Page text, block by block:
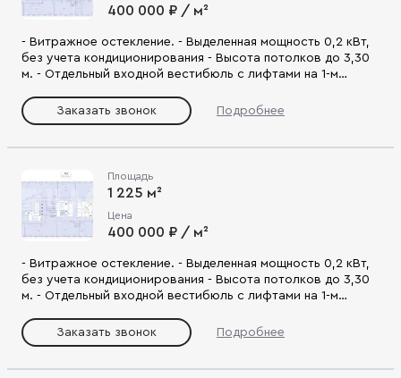
400 000 ₽ / м²
- Витражное остекление. - Выделенная мощность 0,2 кВт,
без учета кондиционирования - Высота потолков до 3,30
м. - Отдельный входной вестибюль с лифтами на 1-м
санузлы, комнаты приема пищи. - Помещения оснащены
современными инженерными системами. - Состояние
креативного пространства, гибкого офисного
пространства.
Заказать звонок Подробнее
Площадь
1 225 м²
Цена
400 000 ₽ / м²
- Витражное остекление. - Выделенная мощность 0,2 кВт,
без учета кондиционирования - Высота потолков до 3,30
м. - Отдельный входной вестибюль с лифтами на 1-м
санузлы, комнаты приема пищи. - Помещения оснащены
современными инженерными системами. - Состояние
Заказать звонок Подробнее